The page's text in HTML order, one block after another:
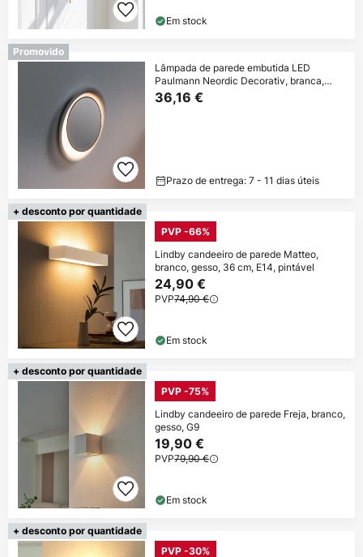
Em stock
Promovido
Lâmpada de parede embutida LED
Paulmann Neordic Decorativ, branca,
redonda
36,16 €
Prazo de entrega: 7 - 11 dias úteis
+ desconto por quantidade
PVP -66%
Lindby candeeiro de parede Matteo,
branco, gesso, 36 cm, E14, pintável
24,90 €
PVP74,90 €
Em stock
+ desconto por quantidade
PVP -75%
Lindby candeeiro de parede Freja, branco,
gesso, G9
19,90 €
PVP79,90 €
Em stock
+ desconto por quantidade
PVP -30%